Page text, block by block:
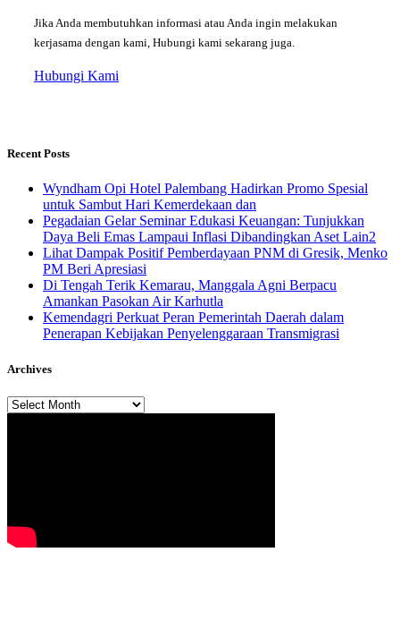
Jika Anda membutuhkan informasi atau Anda ingin melakukan
kerjasama dengan kami, Hubungi kami sekarang juga.
Hubungi Kami
Recent Posts
Wyndham Opi Hotel Palembang Hadirkan Promo Spesial
untuk Sambut Hari Kemerdekaan dan
Pegadaian Gelar Seminar Edukasi Keuangan: Tunjukkan
Daya Beli Emas Lampaui Inflasi Dibandingkan Aset Lain2
Lihat Dampak Positif Pemberdayaan PNM di Gresik, Menko
PM Beri Apresiasi
​Di Tengah Terik Kemarau, Manggala Agni Berpacu
Amankan Pasokan Air Karhutla
Kemendagri Perkuat Peran Pemerintah Daerah dalam
Penerapan Kebijakan Penyelenggaraan Transmigrasi
Archives
Archives